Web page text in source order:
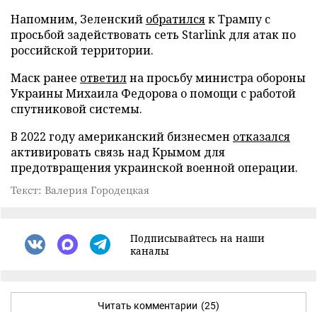
Напомним, Зеленский обратилсяк Трампу с
просьбой задействовать сеть Starlink для атак по
российской территории.
Маск ранее ответилна просьбу министра обороны
Украины Михаила Федорова о помощи с работой
спутниковой системы.
В 2022 году американский бизнесмен отказался
активировать связь над Крымом для
предотвращения украинской военной операции.
Текст: Валерия Городецкая
Подписывайтесь на наши
каналы
Читать комментарии (25)